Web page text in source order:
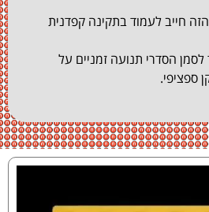
בתקינה קפדנית
תנועה זמניים על